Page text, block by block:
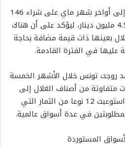
واقتصرت الواردات الهندية إلى أواخر شهر ماي على شراء 146
طنا من التوت البري بقيمة 4.5 مليون دينار، ليؤكد على أن هناك
بعينها ذات قيمة مضافة بحاجة
عليها في الفترة القادمة.
روجت تونس خلال الأشهر الخمسة
متفاوتة من أصناف الغلال إلى
حوالي 23 سوقا عبر العالم استوعبت 12 نوعا من الثمار التي
في عدة أسواق عالمية.
المستوردة